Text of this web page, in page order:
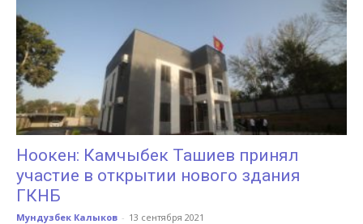
Ноокен: Камчыбек Ташиев принял
участие в открытии нового здания
ГКНБ
Мундузбек Калыков - 13 сентября 2021